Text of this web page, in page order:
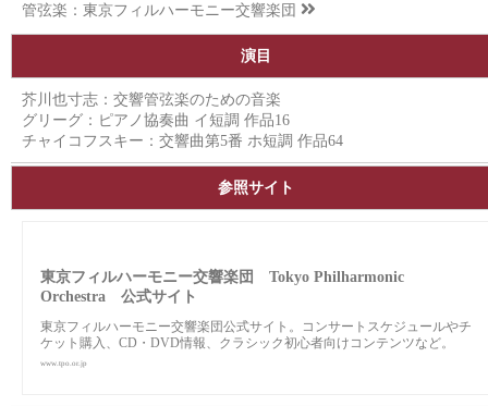
管弦楽： 東京フィルハーモニー交響楽団
演目
芥川也寸志：交響管弦楽のための音楽
グリーグ：ピアノ協奏曲 イ短調 作品16
チャイコフスキー：交響曲第5番 ホ短調 作品64
参照サイト
東京フィルハーモニー交響楽団 Tokyo Philharmonic
Orchestra 公式サイト
東京フィルハーモニー交響楽団公式サイト。コンサートスケジュールやチ
ケット購入、CD・DVD情報、クラシック初心者向けコンテンツなど。
www.tpo.or.jp